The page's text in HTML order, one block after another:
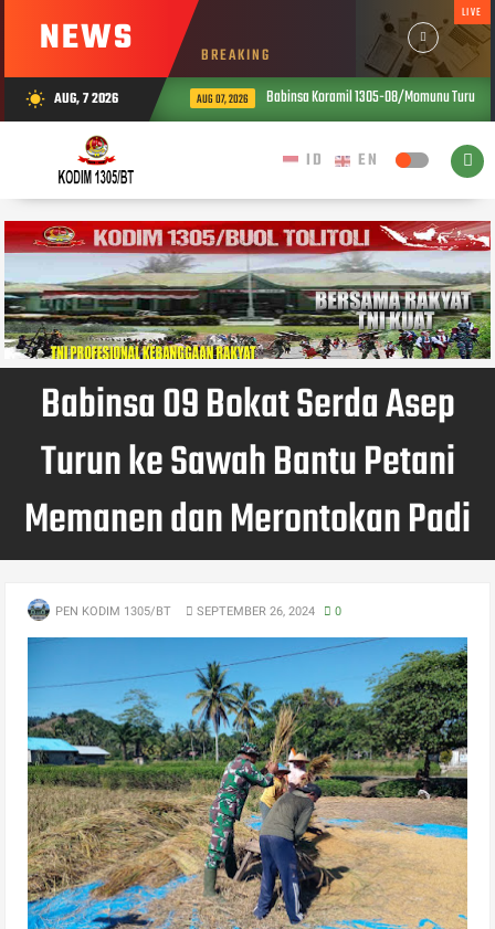
NEWS BREAKING
LIVE
wb_sunny AUG, 7 2026 AUG 07, 2026 Babinsa Koramil 1305-08/Momunu Turun
Babinsa 09 Bokat Serda Asep
Turun ke Sawah Bantu Petani
Memanen dan Merontokan Padi
PEN KODIM 1305/BT SEPTEMBER 26, 2024 0